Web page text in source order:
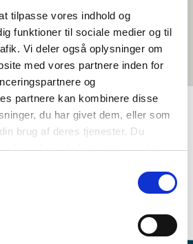
tilpasse vores indhold og
funktioner til sociale medier og til
Vi deler også oplysninger om
med vores partnere inden for
og
partnere kan kombinere disse
du har givet dem, eller som
brug af deres tjenester. Du
hvis du fortsætter med at